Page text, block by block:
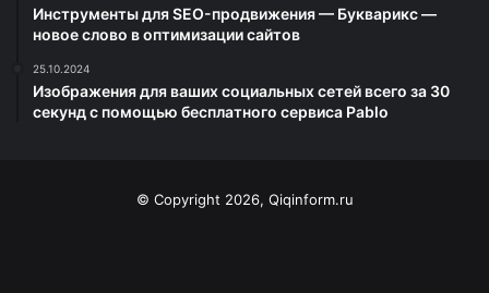
Инструменты для SEO-продвижения — Букварикс —
новое слово в оптимизации сайтов
25.10.2024
Изображения для ваших социальных сетей всего за 30
секунд с помощью бесплатного сервиса Pablo
© Copyright 2026, Qiqinform.ru